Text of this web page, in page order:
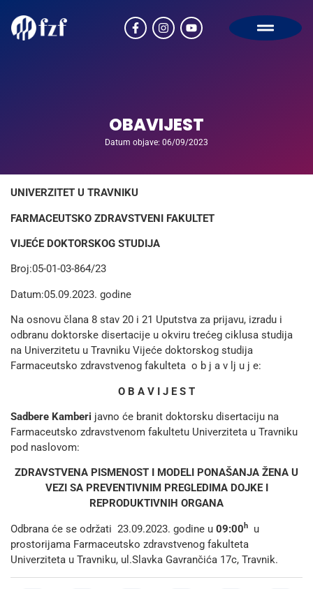
OBAVIJEST
Datum objave: 06/09/2023
UNIVERZITET U TRAVNIKU
FARMACEUTSKO ZDRAVSTVENI FAKULTET
VIJEĆE DOKTORSKOG STUDIJA
Broj:05-01-03-864/23
Datum:05.09.2023. godine
Na osnovu člana 8 stav 20 i 21 Uputstva za prijavu, izradu i
odbranu doktorske disertacije u okviru trećeg ciklusa studija
na Univerzitetu u Travniku Vijeće doktorskog studija
Farmaceutsko zdravstvenog fakulteta o b j a v lj u j e:
O B A V I J E S T
Sadbere Kamberi javno će branit doktorsku disertaciju na
Farmaceutsko zdravstvenom fakultetu Univerziteta u Travniku
pod naslovom:
ZDRAVSTVENA PISMENOST I MODELI PONAŠANJA ŽENA U
VEZI SA PREVENTIVNIM PREGLEDIMA DOJKE I
REPRODUKTIVNIH ORGANA
Odbrana će se održati 23.09.2023. godine u09:00h
u
prostorijama Farmaceutsko zdravstvenog fakulteta
Univerziteta u Travniku, ul.Slavka Gavrančića 17c, Travnik.